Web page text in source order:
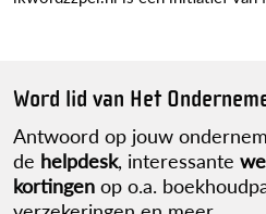
Word lid van Het
Antwoord op jouw
de helpdesk, interessante
kortingen op o.a.